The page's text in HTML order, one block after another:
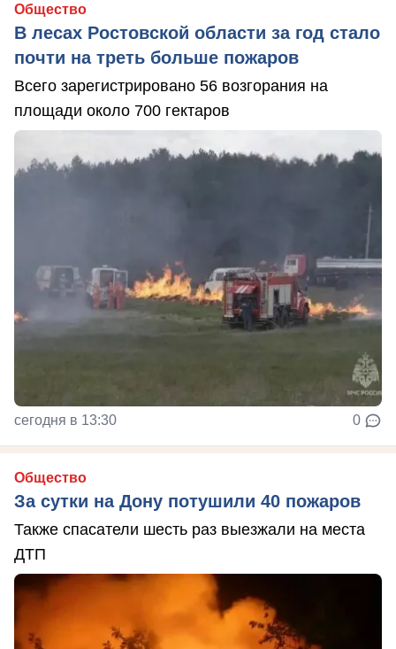
Общество
В лесах Ростовской области за год стало
почти на треть больше пожаров
Всего зарегистрировано 56 возгорания на
площади около 700 гектаров
сегодня в 13:30 0
Общество
За сутки на Дону потушили 40 пожаров
Также спасатели шесть раз выезжали на места
ДТП